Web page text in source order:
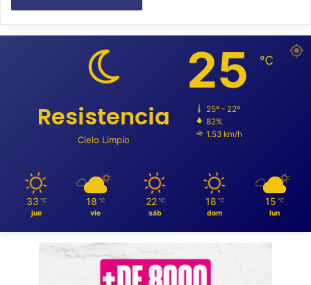
Resistencia
Cielo Limpio
25 ℃
25º - 22º
82%
1.53 km/h
33 ℃
jue
18 ℃
vie
22 ℃
sáb
18 ℃
dom
15 ℃
lun